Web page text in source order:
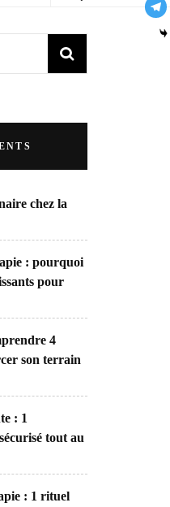
chez la
: pourquoi
pour
4
son terrain
: 1
tout au
: 1 rituel